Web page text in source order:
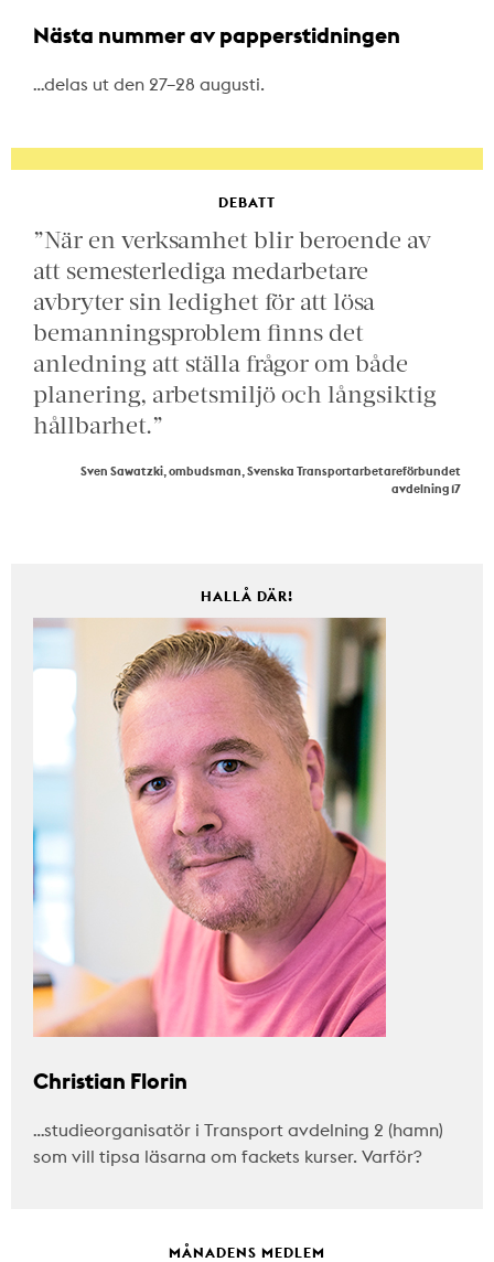
Nästa nummer av papperstidningen
…delas ut den 27–28 augusti.
DEBATT
”När en verksamhet blir beroende av
att semesterlediga medarbetare
avbryter sin ledighet för att lösa
bemanningsproblem finns det
anledning att ställa frågor om både
planering, arbetsmiljö och långsiktig
hållbarhet.”
Sven Sawatzki, ombudsman, Svenska Transportarbetareförbundet
avdelning 17
HALLÅ DÄR!
Christian Florin
…studieorganisatör i Transport avdelning 2 (hamn)
som vill tipsa läsarna om fackets kurser. Varför?
MÅNADENS MEDLEM